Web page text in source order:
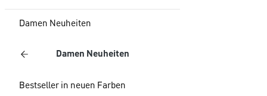
Damen Neuheiten
Damen Neuheiten
Bestseller in neuen Farben